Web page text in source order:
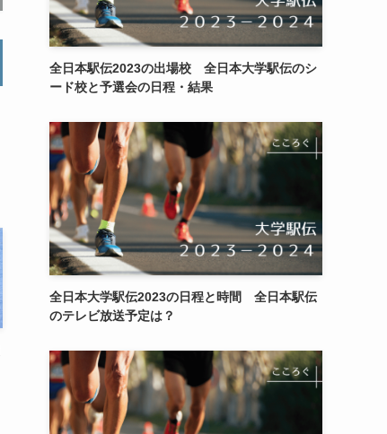
全日本駅伝2023の出場校 全日本大学駅伝のシ
ード校と予選会の日程・結果
全日本大学駅伝2023の日程と時間 全日本駅伝
のテレビ放送予定は？